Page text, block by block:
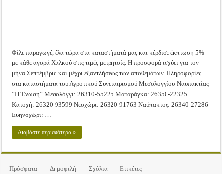
Φίλε παραγωγέ, έλα τώρα στα καταστήματά μας και κέρδισε έκπτωση 5%
με κάθε αγορά Χαλκού στις τιμές μετρητοίς. Η προσφορά ισχύει για τον
μήνα Σεπτέμβριο και μέχρι εξαντλήσεως των αποθεμάτων. Πληροφορίες
στα καταστήματα του Αγροτικού Συνεταιρισμού Μεσολογγίου-Ναυπακτίας
”Η Ένωση” Μεσολόγγι: 26310-55225 Ματαράγκα: 26350-22325
Κατοχή: 26320-93599 Νεοχώρι: 26320-91763 Ναύπακτος: 26340-27286
Ευηνοχώρι: …
Διαβάστε περισσότερα »
Πρόσφατα Δημοφιλή Σχόλια Ετικέτες